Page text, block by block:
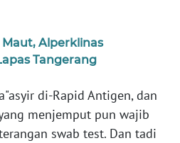
Alperklinas
Tangerang
di-Rapid Antigen, dan
menjemput pun wajib
swab test. Dan tadi